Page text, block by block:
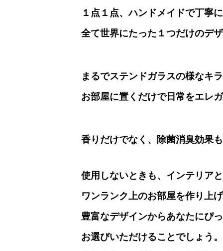
１点１点、ハンドメイドで丁寧
全て世界にたった１つだけのデ
まるでステンドガラスの様なキ
お部屋に置くだけで日常をエレ
香りだけでなく、除菌消臭効果
使用しないときも、インテリア
ワンランク上のお部屋を作り上
豊富なデザインからあなたにぴ
お選びいただけることでしょう。